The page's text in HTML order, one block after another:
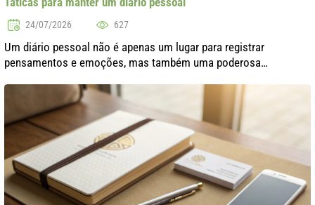
24/07/2026 627
Um diário pessoal não é apenas um lugar para registrar
pensamentos e emoções, mas também uma poderosa
Muitas pessoas mantêm diários para ent..